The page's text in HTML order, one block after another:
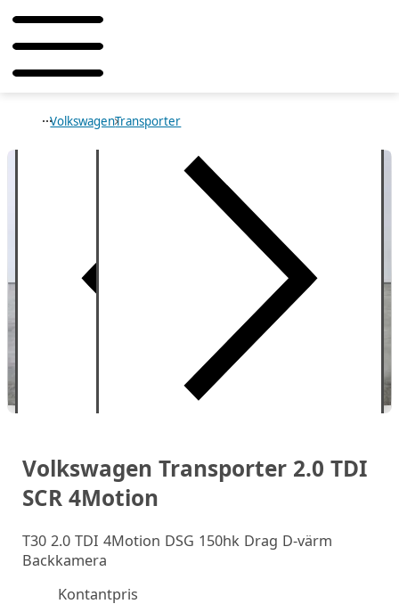
VolkswagenTransporter
Volkswagen Transporter 2.0 TDI
SCR 4Motion
T30 2.0 TDI 4Motion DSG 150hk Drag D-värm
Backkamera
Kontantpris